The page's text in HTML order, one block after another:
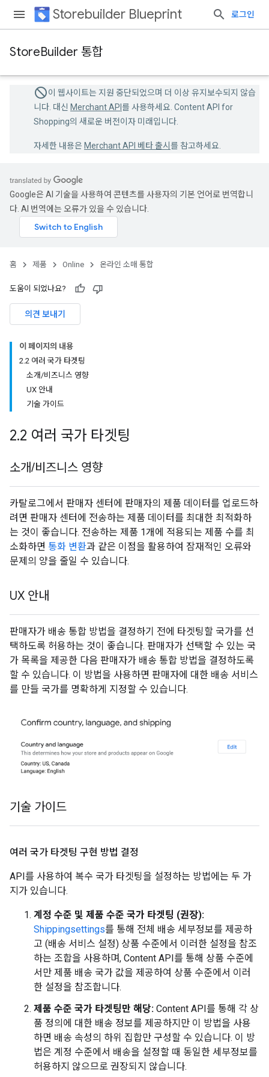
Storebuilder Blueprint 로그인
StoreBuilder 통합
이 웹사이트는 지원 중단되었으며 더 이상 유지보수되지 않습
니다. 대신 Merchant API 를 사용하세요. Content API for
Shopping의 새로운 버전이자 미래입니다.
자세한 내용은 Merchant API 베타 출시 를 참고하세요.
Google은 AI 기술을 사용하여 콘텐츠를 사용자의 기본 언어로 번역합니
다. AI 번역에는 오류가 있을 수 있습니다.
홈 제품 Online 온라인 소매 통합
도움이 되었나요?
의견 보내기
이 페이지의 내용
2.2 여러 국가 타겟팅
소개/비즈니스 영향
UX 안내
기술 가이드
2.2 여러 국가 타겟팅
소개/비즈니스 영향
카탈로그에서 판매자 센터에 판매자의 제품 데이터를 업로드하
려면 판매자 센터에 전송하는 제품 데이터를 최대한 최적화하
는 것이 좋습니다. 전송하는 제품 1개에 적용되는 제품 수를 최
소화하면 통화 변환과 같은 이점을 활용하여 잠재적인 오류와
문제의 양을 줄일 수 있습니다.
UX 안내
판매자가 배송 통합 방법을 결정하기 전에 타겟팅할 국가를 선
택하도록 허용하는 것이 좋습니다. 판매자가 선택할 수 있는 국
가 목록을 제공한 다음 판매자가 배송 통합 방법을 결정하도록
할 수 있습니다. 이 방법을 사용하면 판매자에 대한 배송 서비스
를 만들 국가를 명확하게 지정할 수 있습니다.
기술 가이드
여러 국가 타겟팅 구현 방법 결정
API를 사용하여 복수 국가 타겟팅을 설정하는 방법에는 두 가
지가 있습니다.
계정 수준 및 제품 수준 국가 타겟팅 (권장):
Shippingsettings를 통해 전체 배송 세부정보를 제공하
고 (배송 서비스 설정) 상품 수준에서 이러한 설정을 참조
하는 조합을 사용하며, Content API를 통해 상품 수준에
서만 제품 배송 국가 값을 제공하여 상품 수준에서 이러
한 설정을 참조합니다.
제품 수준 국가 타겟팅만 해당: Content API를 통해 각 상
품 정의에 대한 배송 정보를 제공하지만 이 방법을 사용
하면 배송 속성의 하위 집합만 구성할 수 있습니다. 이 방
법은 계정 수준에서 배송을 설정할 때 동일한 세부정보를
허용하지 않으므로 권장되지 않습니다.